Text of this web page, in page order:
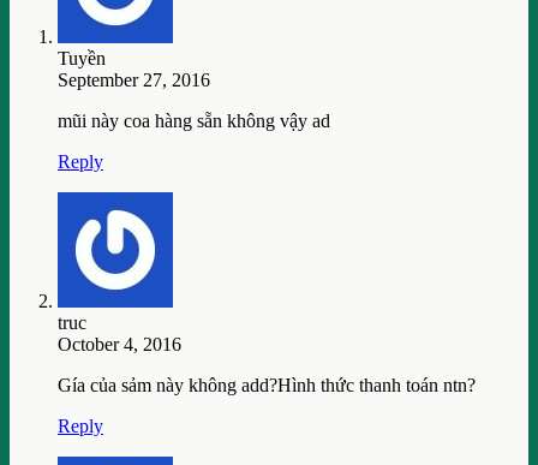
Tuyền
September 27, 2016
mũi này coa hàng sẵn không vậy ad
Reply
truc
October 4, 2016
Gía của sảm này không add?Hình thức thanh toán ntn?
Reply